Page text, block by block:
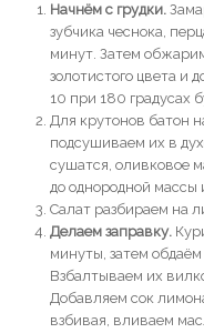
Начнём с грудки.
зубчика чеснока,
минут. Затем
золотистого цвета и
10 при 180 градусах
Для крутонов батон
подсушиваем их в
сушатся, оливковое
до однородной
Салат разбираем на
Делаем заправку.
минуты, затем
Взбалтываем их
Добавляем сок
взбивая, вливаем